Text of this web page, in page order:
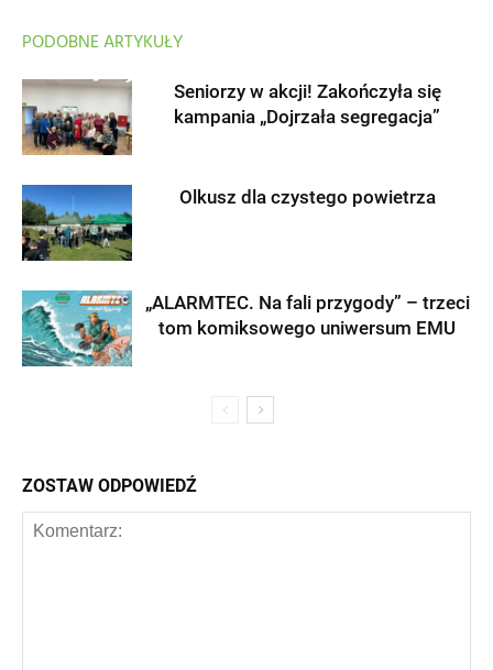
PODOBNE ARTYKUŁY
Seniorzy w akcji! Zakończyła się
kampania „Dojrzała segregacja”
Olkusz dla czystego powietrza
„ALARMTEC. Na fali przygody” – trzeci
tom komiksowego uniwersum EMU
ZOSTAW ODPOWIEDŹ